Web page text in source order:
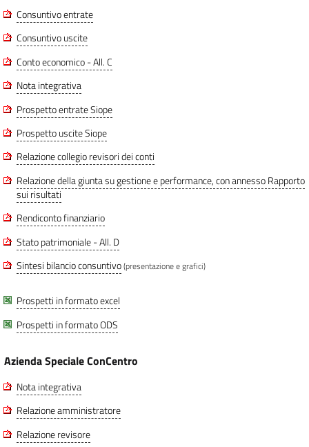
Consuntivo entrate
Consuntivo uscite
Conto economico - All. C
Nota integrativa
Prospetto entrate Siope
Prospetto uscite Siope
Relazione collegio revisori dei conti
Relazione della giunta su gestione e performance, con annesso Rapporto
sui risultati
Rendiconto finanziario
Stato patrimoniale - All. D
Sintesi bilancio consuntivo(presentazione e grafici)
Prospetti in formato excel
Prospetti in formato ODS
Azienda Speciale ConCentro
Nota integrativa
Relazione amministratore
Relazione revisore